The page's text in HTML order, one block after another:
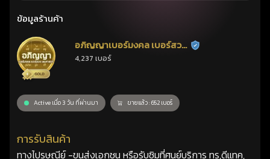
ข้อมูลร้านค้า
อภิญญาเบอร์มงคล เบอร์สวย
เลขศาสตร์
ร้านยืนยันแล้ว
4,237 เบอร์
Active เมื่อ 3 วัน ที่ผ่านมา ขายแล้ว : 652 เบอร์
การรับสินค้า
ทางไปรษณีย์ -ขนส่งเอกชน หรือรับซิมที่ศูนย์บริการ ทรู,ดีแทค,